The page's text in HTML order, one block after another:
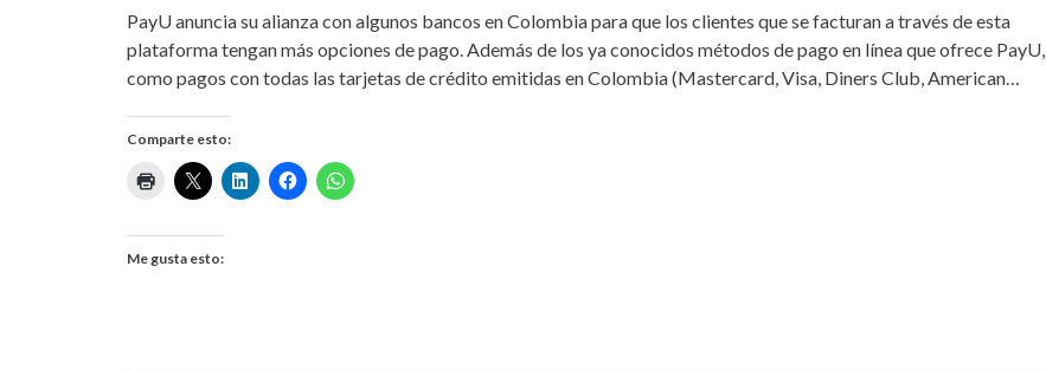
PayU anuncia su alianza con algunos bancos en Colombia para que los clientes que se facturan a través de esta
plataforma tengan más opciones de pago. Además de los ya conocidos métodos de pago en línea que ofrece PayU,
como pagos con todas las tarjetas de crédito emitidas en Colombia (Mastercard, Visa, Diners Club, American…
Comparte esto:
Me gusta esto: